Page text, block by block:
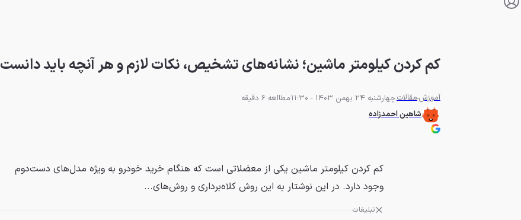
کم کردن کیلومتر ماشین؛ نشانه‌های تشخیص، نکات لازم و هر آنچه باید دانست
آموزشمقالاتچهارشنبه 24 بهمن 1403 - 11:30
مطالعه 6 دقیقه
شاهین احمدزاده
کم کردن کیلومتر ماشین یکی از معضلاتی است که هنگام خرید خودرو به ویژه مدل‌های دست‌دوم
وجود دارد. در این نوشتار به این روش کلاه‌برداری و روش‌های...
تبلیغات